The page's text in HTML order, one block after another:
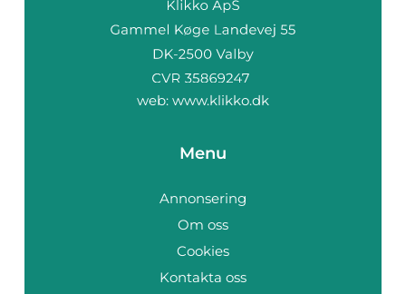
web: www.klikko.dk
Menu
Annonsering
Om oss
Cookies
Kontakta oss